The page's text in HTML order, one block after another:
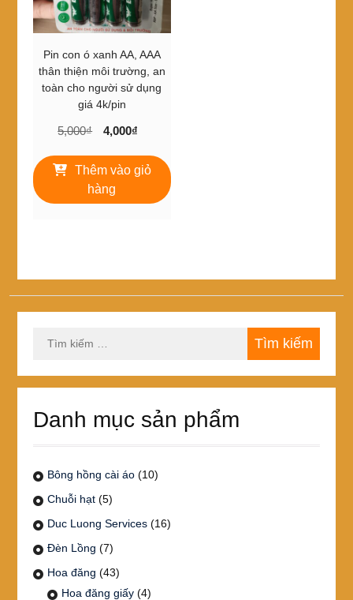
Pin con ó xanh AA, AAA
thân thiện môi trường, an
toàn cho người sử dụng
giá 4k/pin
5,000₫
Giá
là:
5,000₫.
4,000₫
tại
4,000₫.
Thêm vào giỏ
hàng
kiếm
Danh mục sản phẩm
Bông hồng cài áo (10)
Chuỗi hạt (5)
Duc Luong Services (16)
Đèn Lồng (7)
Hoa đăng (43)
Hoa đăng giấy (4)